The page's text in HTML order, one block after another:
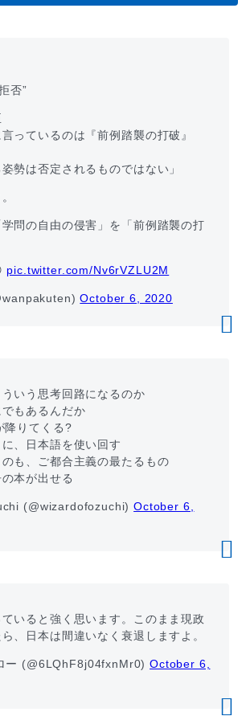
否”
言っているのは『前例踏襲の打破』
勢は否定されるものではない」
学問の自由の侵害」を「前例踏襲の打
pic.twitter.com/Nv6rVZLU2M
October 6, 2020
いう思考回路になるのか
もあるんだか
降りてくる?
、日本語を使い回す
も、ご都合主義の最たるもの
本が出せる
(@wizardofozuchi)October 6,
いると強く思います。このまま現政
、日本は間違いなく衰退しますよ。
ー (@6LQhF8j04fxnMr0)October 6,